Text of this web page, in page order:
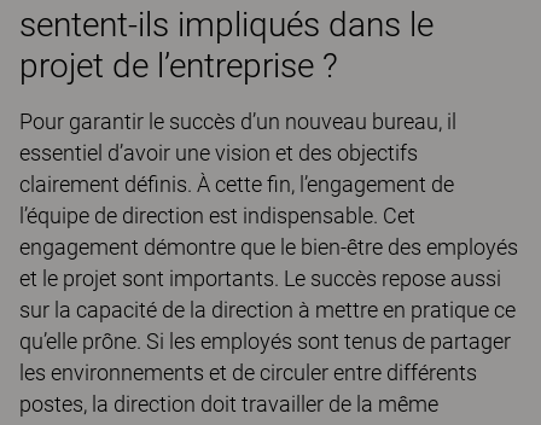
sentent-ils impliqués dans le
projet de l’entreprise ?
Pour garantir le succès d’un nouveau bureau, il
essentiel d’avoir une vision et des objectifs
clairement définis. À cette fin, l’engagement de
l’équipe de direction est indispensable. Cet
engagement démontre que le bien-être des employés
et le projet sont importants. Le succès repose aussi
sur la capacité de la direction à mettre en pratique ce
qu’elle prône. Si les employés sont tenus de partager
les environnements et de circuler entre différents
postes, la direction doit travailler de la même